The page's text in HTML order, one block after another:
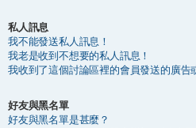
私人訊息
我不能發送私人訊息！
我老是收到不想要的私人訊息！
我收到了這個討論區裡的會員發送的廣告
好友與黑名單
好友與黑名單是甚麼？